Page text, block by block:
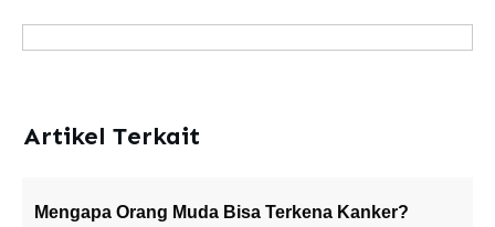
Artikel Terkait
Mengapa Orang Muda Bisa Terkena Kanker?